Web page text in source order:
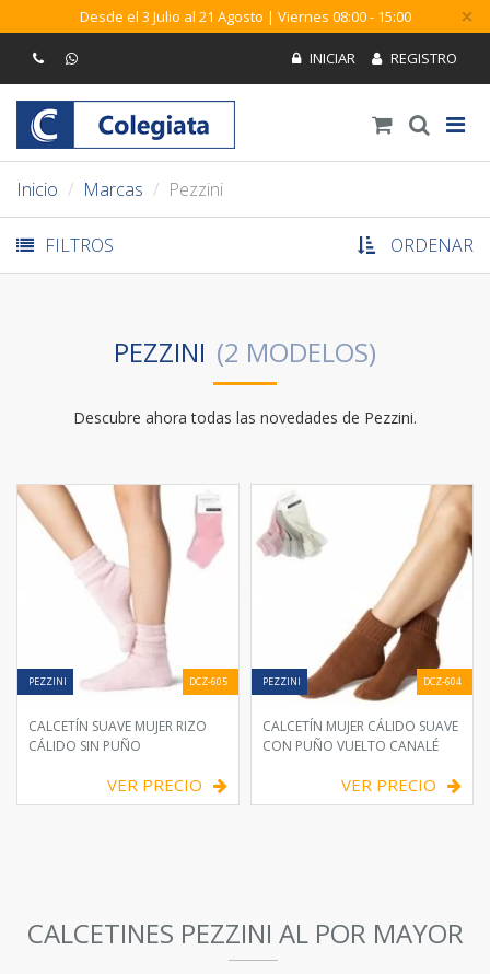
Desde el 3 Julio al 21 Agosto | Viernes 08:00 - 15:00 ×
Inicio Marcas Pezzini
FILTROS ORDENAR
PEZZINI
Descubre ahora todas las novedades de Pezzini.
PEZZINI DCZ-605
CALCETÍN SUAVE MUJER RIZO
CÁLIDO SIN PUÑO
VER PRECIO
PEZZINI DCZ-604
CALCETÍN MUJER CÁLIDO SUAVE
CON PUÑO VUELTO CANALÉ
VER PRECIO
CALCETINES PEZZINI AL POR MAYOR